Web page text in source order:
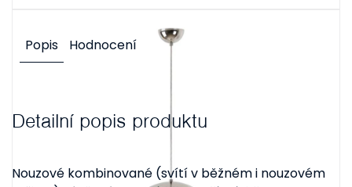
Popis Hodnocení
Detailní popis produktu
Nouzové kombinované (svítí v běžném i nouzovém